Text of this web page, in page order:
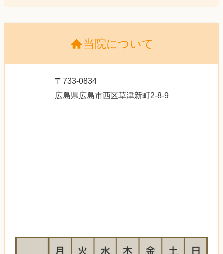
当院について
〒733-0834
広島県広島市西区草津新町2-8-9